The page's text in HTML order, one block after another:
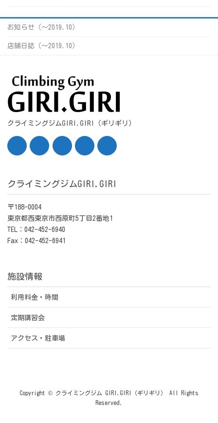
お知らせ（〜2019.10）
店舗日誌（〜2019.10）
クライミングジムGIRI.GIRI（ギリギリ）
クライミングジムGIRI.GIRI
〒188-0004
東京都西東京市西原町5丁目2番地1
TEL：042-452-6940
Fax：042-452-6941
施設情報
利用料金・時間
定期講習会
アクセス・駐車場
Copyright © クライミングジム GIRI.GIRI（ギリギリ） All Rights
Reserved.